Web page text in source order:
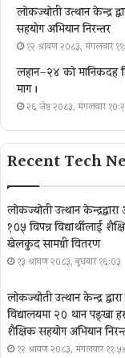
लोकज्योती उत्थान केन्द्र
सहयोग अभियान निरन्तर
१२ श्रावण २०८३, मंगलवार
लहान–२४ को मानिकदह
माग ।
२६ जेष्ठ २०८३, मंगलवार
Recent Tech
लोकज्योती उत्थान
१०५ विपन्न विद्यार्थीलाई
खेलकुद सामग्री वितरण
१३ श्रावण २०८३, बुधबार १६:०३
लोकज्योती उत्थान केन्द्र
विद्यालयमा २० थान पङ्खा
शैक्षिक सहयोग अभियान
१२ श्रावण २०८३, मंगलवार